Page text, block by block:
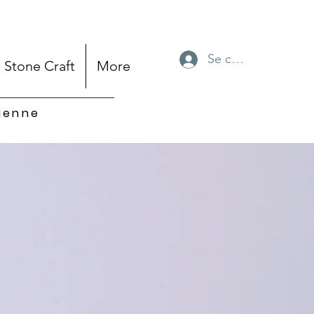
Stone Craft More Se connecter